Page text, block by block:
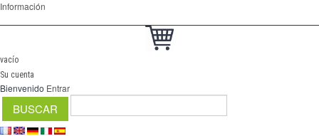
Información
vacío
Su cuenta
Bienvenido Entrar